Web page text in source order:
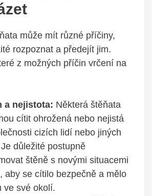
⁣může⁣ mít různé příčiny,⁣
rozpoznat a předejít jim.
z možných příčin vrčení ⁣na
a nejistota: Některá štěňata
cítit ⁢ohrožená nebo nejistá⁤
cizích lidí⁤ nebo⁣ jiných
důležité postupně⁢
​štěně s novými situacemi
aby se cítilo bezpečně a mělo
ve‌ své‍ okolí.